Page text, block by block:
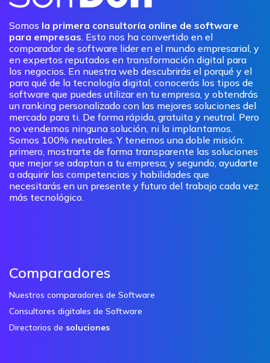
Somos la primera consultoría online de software
para empresas. Esto nos ha convertido en el
comparador de software lider en el mundo empresarial, y
en expertos reputados en transformación digital para
los negocios. En nuestra web descubrirás el porqué y el
para qué de la tecnología digital, conocerás los tipos de
software que puedes utilizar en tu empresa, y obtendrás
un ranking personalizado con las mejores soluciones del
mercado para ti. De forma rápida, gratuita y neutral. Pero
no vendemos ninguna solución, ni la implantamos.
Somos 100% neutrales. Y tenemos una doble misión:
primero, mostrarte de forma transparente las soluciones
que mejor se adaptan a tu empresa; y segundo, ayudarte
a adquirir las competencias y habilidades que
necesitarás en un presente y futuro del trabajo cada vez
más tecnológico.
Comparadores
Nuestros comparadores de Software
Consultores digitales de Software
Directorios de soluciones